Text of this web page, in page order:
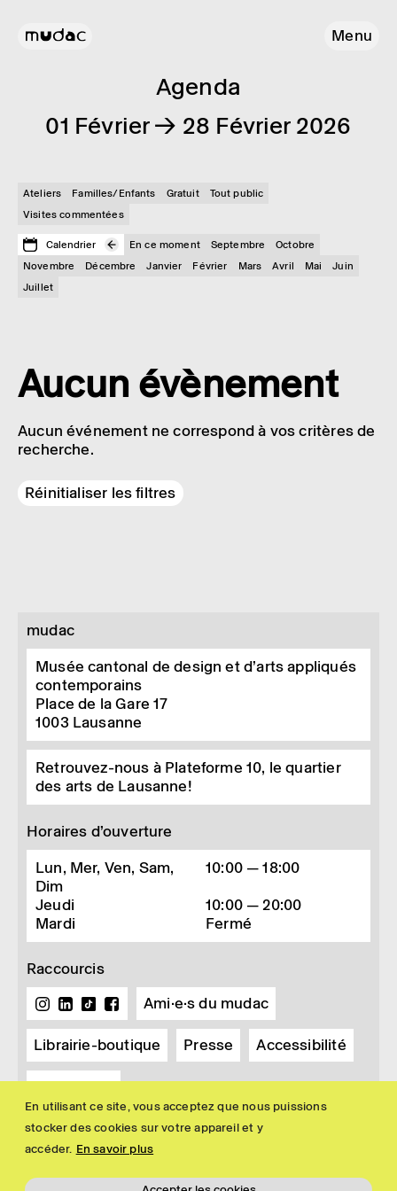
En utilisant ce site, vous acceptez que nous puissions
stocker des cookies sur votre appareil et y
accéder. En savoir plus
Menu
Agenda
01 Février → 28 Février 2026
Ateliers Familles/Enfants Gratuit
Tout public
Visites commentées
Calendrier En ce moment Septembre
Octobre
Novembre
Décembre Janvier Février Mars Avril Mai
Juin
Juillet
Aucun évènement
Aucun événement ne correspond à vos critères de
recherche.
Réinitialiser les filtres
mudac
Musée cantonal de design et d’arts appliqués
contemporains
Place de la Gare 17
1003 Lausanne
Retrouvez-nous à Plateforme 10, le quartier
des arts de Lausanne!
Horaires d’ouverture
Lun, Mer, Ven, Sam,
Dim
10:00 — 18:00
Jeudi
10:00 — 20:00
Mardi
Fermé
Raccourcis
Ami·e·s du mudac
Librairie-boutique Presse Accessibilité
Newsletter